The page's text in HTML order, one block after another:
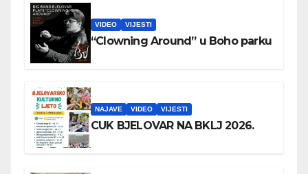
VIDEO VIJESTI
“Clowning Around” u Boho parku
NAJAVE VIDEO VIJESTI
CUK BJELOVAR NA BKLJ 2026.